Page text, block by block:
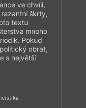
ve chvíli,
škrty,
textu
mnoho
Pokud
obrat,
s největší